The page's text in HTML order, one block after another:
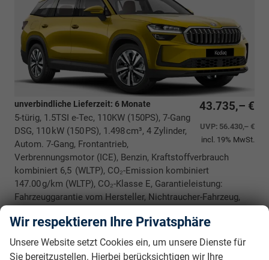
43.735,– €
UVP: 56.430,– €
incl. 19% MwSt.
unverbindliche Lieferzeit: 6 Monate
5-türig, 1.5TSI e-Tec, 110KW (150PS), 7-Gang
DSG, 110 kW (150 PS), 1.498 cm³, 4 Zylinder,
Autom. 7-Gang, Frontantrieb,
Verbrennungsmotor (ICE), Benzin, Kraftstoffverbrauch
kombiniert 6,5 (WLTP), CO₂-Emission kombiniert
147.00 g/km (WLTP), CO₂-Klasse E, Garantieleistung:
Fahrzeuggarantie vom Hersteller, Nichtraucher-Fahrzeug,
Rückrufbitte absenden
PDF-Datei, Fahrzeugexposé drucken
Drucken, parken oder vergleichen
Wir respektieren Ihre Privatsphäre
Unsere Website setzt Cookies ein, um unsere Dienste für
Sie bereitzustellen. Hierbei berücksichtigen wir Ihre